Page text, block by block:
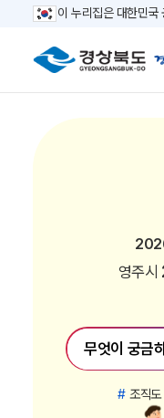
이 누리집은 대한민국
포항시
경주시
김천시
안동시
구미시
영주시
영천시
상주시
문경시
경산시
의성군
청송군
영양군
영덕군
청도군
고령군
성주군
칠곡군
봉화군
예천군
울진군
울릉군
# 조직도